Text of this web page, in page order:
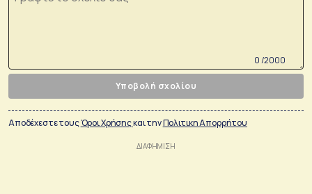
0 /2000
Υποβολή σχολίου
Αποδέχεστε τουςΌροι Χρήσηςκαι τηνΠολιτικη Απορρήτου